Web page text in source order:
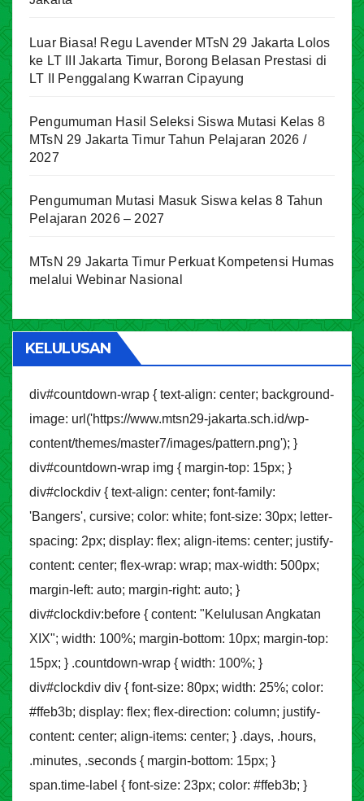
Luar Biasa! Regu Lavender MTsN 29 Jakarta Lolos
ke LT III Jakarta Timur, Borong Belasan Prestasi di
LT II Penggalang Kwarran Cipayung
Pengumuman Hasil Seleksi Siswa Mutasi Kelas 8
MTsN 29 Jakarta Timur Tahun Pelajaran 2026 /
2027
Pengumuman Mutasi Masuk Siswa kelas 8 Tahun
Pelajaran 2026 – 2027
MTsN 29 Jakarta Timur Perkuat Kompetensi Humas
melalui Webinar Nasional
KELULUSAN
div#countdown-wrap { text-align: center; background-
image: url('https://www.mtsn29-jakarta.sch.id/wp-
content/themes/master7/images/pattern.png'); }
div#countdown-wrap img { margin-top: 15px; }
div#clockdiv { text-align: center; font-family:
'Bangers', cursive; color: white; font-size: 30px; letter-
spacing: 2px; display: flex; align-items: center; justify-
content: center; flex-wrap: wrap; max-width: 500px;
margin-left: auto; margin-right: auto; }
div#clockdiv:before { content: "Kelulusan Angkatan
XIX"; width: 100%; margin-bottom: 10px; margin-top:
15px; } .countdown-wrap { width: 100%; }
div#clockdiv div { font-size: 80px; width: 25%; color:
#ffeb3b; display: flex; flex-direction: column; justify-
content: center; align-items: center; } .days, .hours,
.minutes, .seconds { margin-bottom: 15px; }
span.time-label { font-size: 23px; color: #ffeb3b; }